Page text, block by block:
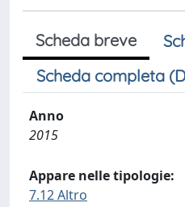
Scheda breve
Scheda completa
Anno
2015
Appare nelle tipologie:
7.12 Altro